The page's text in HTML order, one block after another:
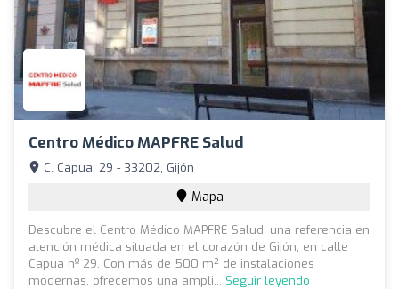
Centro Médico MAPFRE Salud
C. Capua, 29 - 33202, Gijón
Mapa
Descubre el Centro Médico MAPFRE Salud, una referencia en
atención médica situada en el corazón de Gijón, en calle
Capua nº 29. Con más de 500 m² de instalaciones
modernas, ofrecemos una ampli... Seguir leyendo